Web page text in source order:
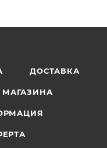
ДОСТАВКА
МАГАЗИНА